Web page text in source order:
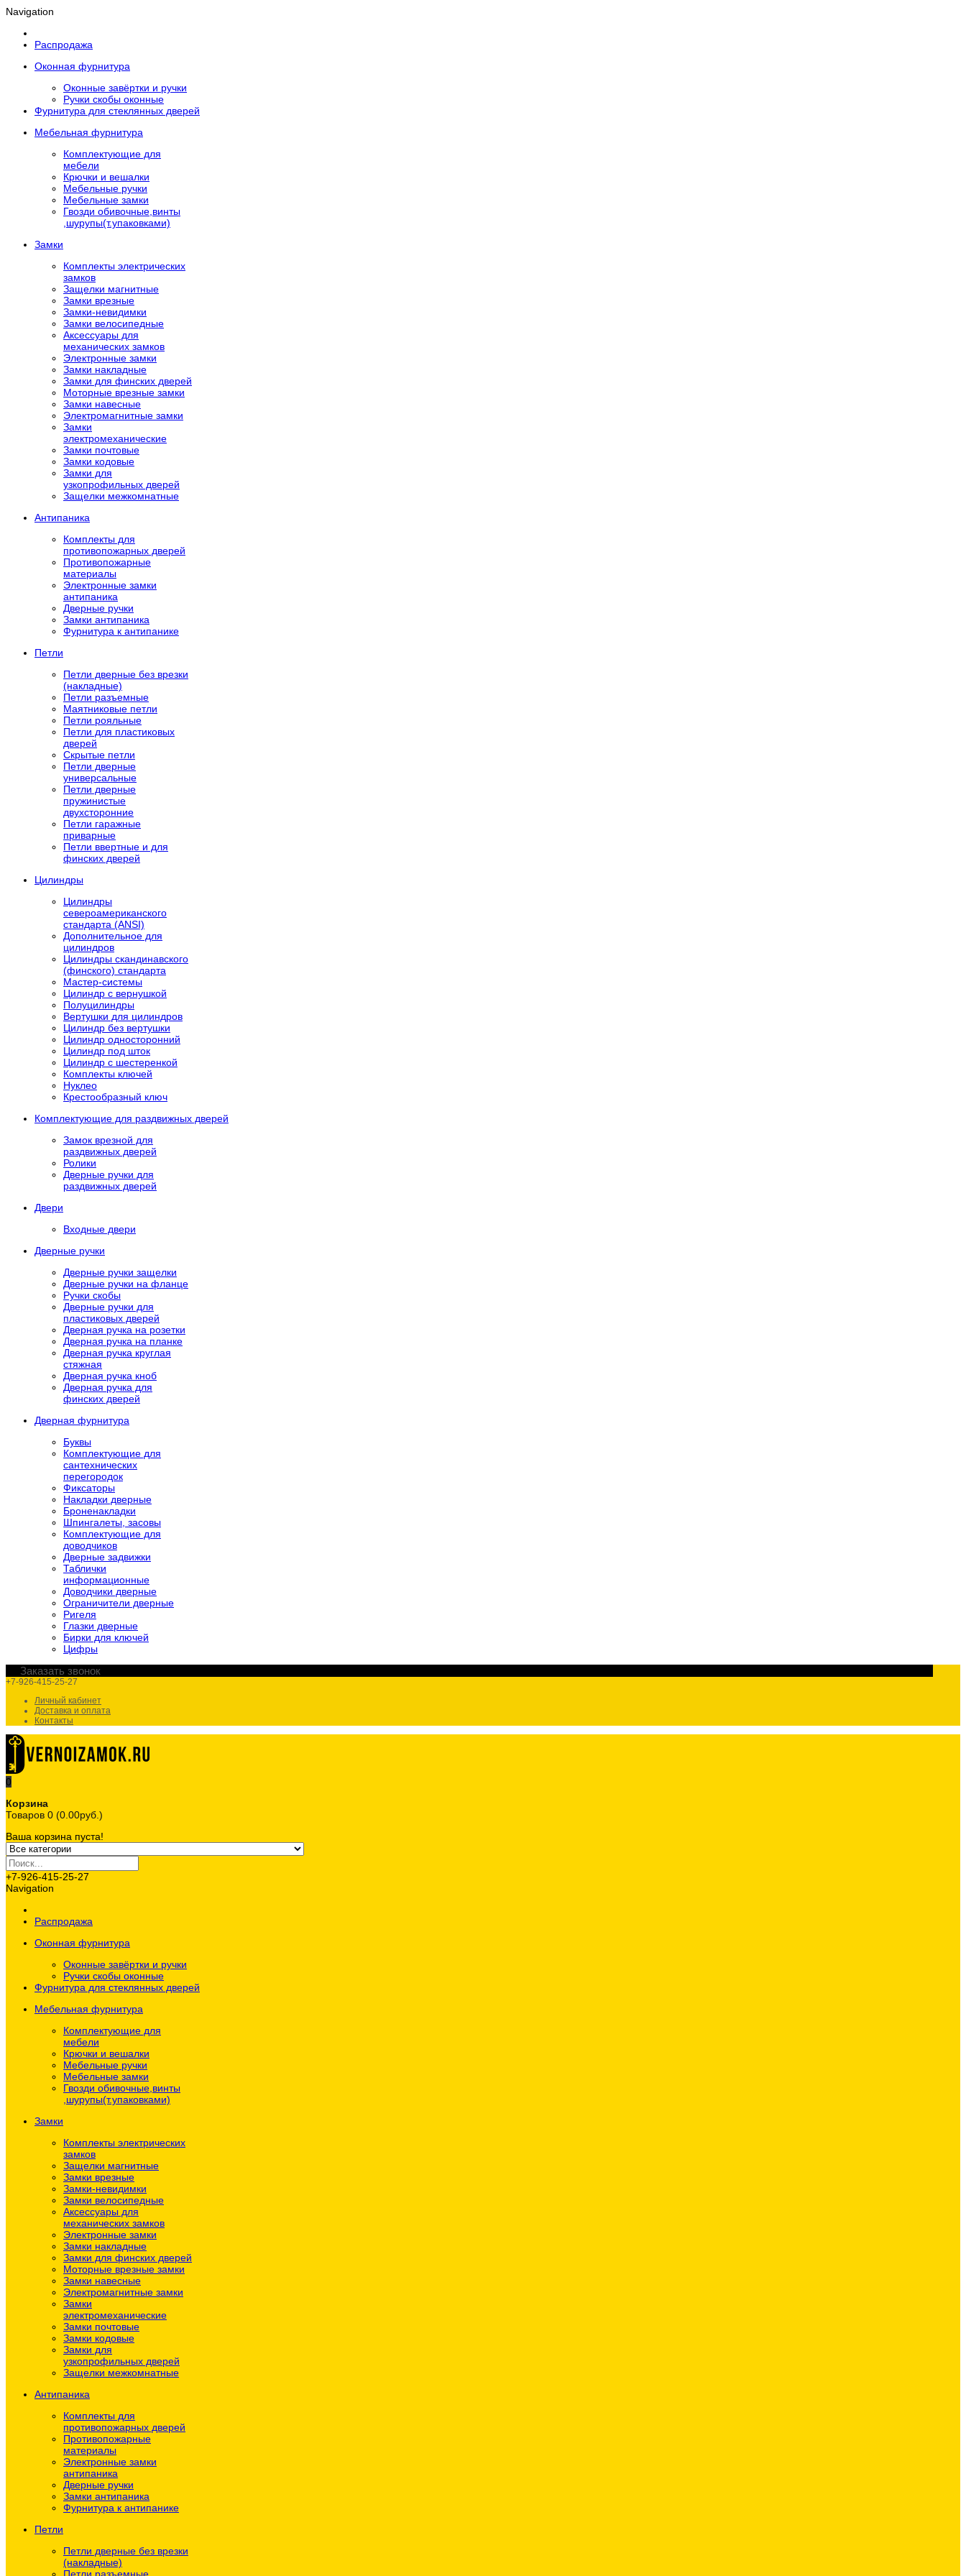
Navigation
Распродажа
Оконная фурнитура
Оконные завёртки и ручки
Ручки скобы оконные
Фурнитура для стеклянных дверей
Мебельная фурнитура
Комплектующие для
мебели
Крючки и вешалки
Мебельные ручки
Мебельные замки
Гвозди обивочные,винты
,шурупы(т.упаковками)
Замки
Комплекты электрических
замков
Защелки магнитные
Замки врезные
Замки-невидимки
Замки велосипедные
Аксессуары для
механических замков
Электронные замки
Замки накладные
Замки для финских дверей
Моторные врезные замки
Замки навесные
Электромагнитные замки
Замки
электромеханические
Замки почтовые
Замки кодовые
Замки для
узкопрофильных дверей
Защелки межкомнатные
Антипаника
Комплекты для
противопожарных дверей
Противопожарные
материалы
Электронные замки
антипаника
Дверные ручки
Замки антипаника
Фурнитура к антипанике
Петли
Петли дверные без врезки
(накладные)
Петли разъемные
Маятниковые петли
Петли рояльные
Петли для пластиковых
дверей
Скрытые петли
Петли дверные
универсальные
Петли дверные
пружинистые
двухсторонние
Петли гаражные
приварные
Петли ввертные и для
финских дверей
Цилиндры
Цилиндры
североамериканского
стандарта (ANSI)
Дополнительное для
цилиндров
Цилиндры скандинавского
(финского) стандарта
Мастер-системы
Цилиндр с вернушкой
Полуцилиндры
Вертушки для цилиндров
Цилиндр без вертушки
Цилиндр односторонний
Цилиндр под шток
Цилиндр с шестеренкой
Комплекты ключей
Нуклео
Крестообразный ключ
Комплектующие для раздвижных дверей
Замок врезной для
раздвижных дверей
Ролики
Дверные ручки для
раздвижных дверей
Двери
Входные двери
Дверные ручки
Дверные ручки защелки
Дверные ручки на фланце
Ручки скобы
Дверные ручки для
пластиковых дверей
Дверная ручка на розетки
Дверная ручка на планке
Дверная ручка круглая
стяжная
Дверная ручка кноб
Дверная ручка для
финских дверей
Дверная фурнитура
Буквы
Комплектующие для
сантехнических
перегородок
Фиксаторы
Накладки дверные
Броненакладки
Шпингалеты, засовы
Комплектующие для
доводчиков
Дверные задвижки
Таблички
информационные
Доводчики дверные
Ограничители дверные
Ригеля
Глазки дверные
Бирки для ключей
Цифры
Заказать звонок
+7-926-415-25-27
Личный кабинет
Доставка и оплата
Контакты
0
Корзина
Товаров 0 (0.00руб.)
Ваша корзина пуста!
+7-926-415-25-27
Navigation
Распродажа
Оконная фурнитура
Оконные завёртки и ручки
Ручки скобы оконные
Фурнитура для стеклянных дверей
Мебельная фурнитура
Комплектующие для
мебели
Крючки и вешалки
Мебельные ручки
Мебельные замки
Гвозди обивочные,винты
,шурупы(т.упаковками)
Замки
Комплекты электрических
замков
Защелки магнитные
Замки врезные
Замки-невидимки
Замки велосипедные
Аксессуары для
механических замков
Электронные замки
Замки накладные
Замки для финских дверей
Моторные врезные замки
Замки навесные
Электромагнитные замки
Замки
электромеханические
Замки почтовые
Замки кодовые
Замки для
узкопрофильных дверей
Защелки межкомнатные
Антипаника
Комплекты для
противопожарных дверей
Противопожарные
материалы
Электронные замки
антипаника
Дверные ручки
Замки антипаника
Фурнитура к антипанике
Петли
Петли дверные без врезки
(накладные)